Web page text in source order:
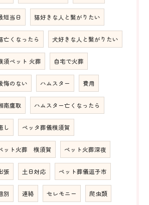
短当日 猫好きな人と繋がりたい
亡くなったら 犬好きな人と繋がりたい
須ペット 火葬 自宅で火葬
悔のない ハムスター 費用
南鷹取 ハムスター亡くなったら
し ペッタ葬儀横須賀
ット火葬 横須賀 ペット火葬深夜
張 土日対応 ペット葬儀逗子市
別 連絡 セレモニー 爬虫類